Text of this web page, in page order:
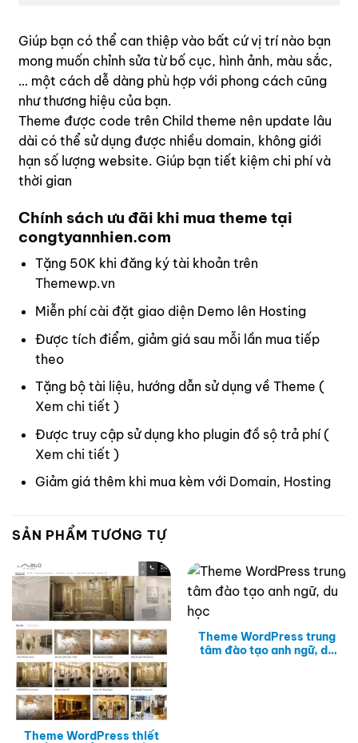
Giúp bạn có thể can thiệp vào bất cứ vị trí nào bạn
mong muốn chỉnh sửa từ bố cục, hình ảnh, màu sắc,
… một cách dễ dàng phù hợp với phong cách cũng
như thương hiệu của bạn.
Theme được code trên Child theme nên update lâu
dài có thể sử dụng được nhiều domain, không giới
hạn số lượng website. Giúp bạn tiết kiệm chi phí và
thời gian
Chính sách ưu đãi khi mua theme tại
congtyannhien.com
Tặng 50K khi đăng ký tài khoản trên
Themewp.vn
Miễn phí cài đặt giao diện Demo lên Hosting
Được tích điểm, giảm giá sau mỗi lần mua tiếp
theo
Tặng bộ tài liệu, hướng dẫn sử dụng về Theme (
Xem chi tiết )
Được truy cập sử dụng kho plugin đồ sộ trả phí (
Xem chi tiết )
Giảm giá thêm khi mua kèm với Domain, Hosting
SẢN PHẨM TƯƠNG TỰ
Theme WordPress thiết
Theme WordPress trung
tâm đào tạo anh ngữ, du